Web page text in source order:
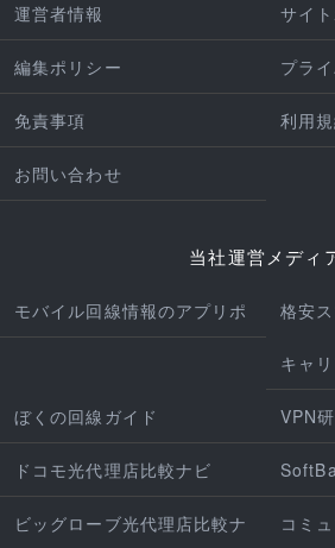
運営者情報 サイ
編集ポリシー プラ
免責事項 利用
お問い合わせ
当社運営メディ
モバイル回線情報のアプリポ 格安
キャ
ぼくの回線ガイド VPN
ドコモ光代理店比較ナビ
ビッグローブ光代理店比較ナ コミ